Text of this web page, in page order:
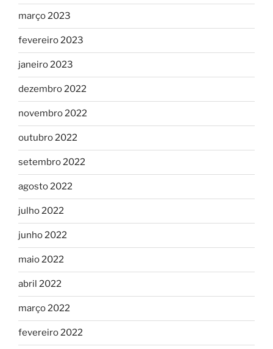
março 2023
fevereiro 2023
janeiro 2023
dezembro 2022
novembro 2022
outubro 2022
setembro 2022
agosto 2022
julho 2022
junho 2022
maio 2022
abril 2022
março 2022
fevereiro 2022